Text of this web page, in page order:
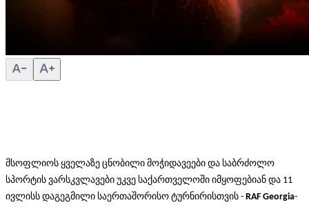
მსოფლიოს ყველაზე ცნობილი მოჭიდავეები და საბრძოლო
სპორტის ვარსკვლავები უკვე საქართველოში იმყოფებიან და 11
ივლისს დაგეგმილი საერთაშორისო ტურნირისთვის - RAF Georgia-